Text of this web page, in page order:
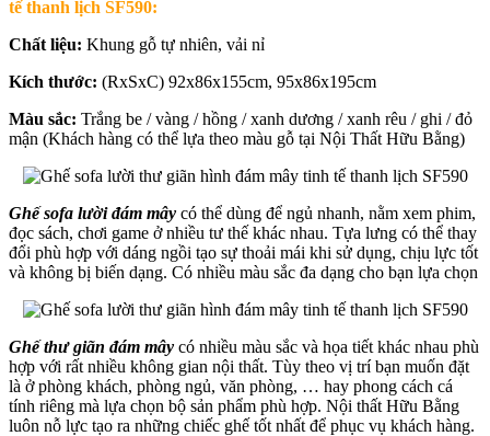
tế thanh lịch SF590:
Chất liệu: Khung gỗ tự nhiên, vải nỉ
Kích thước: (RxSxC) 92x86x155cm, 95x86x195cm
Màu sắc: Trắng be / vàng / hồng / xanh dương / xanh rêu / ghi / đỏ
mận (Khách hàng có thể lựa theo màu gỗ tại Nội Thất Hữu Bằng)
Ghế sofa lười đám mây có thể dùng để ngủ nhanh, nằm xem phim,
đọc sách, chơi game ở nhiều tư thế khác nhau. Tựa lưng có thể thay
đổi phù hợp với dáng ngồi tạo sự thoải mái khi sử dụng, chịu lực tốt
và không bị biến dạng. Có nhiều màu sắc đa dạng cho bạn lựa chọn
Ghế thư giãn đám mây có nhiều màu sắc và họa tiết khác nhau phù
hợp với rất nhiều không gian nội thất. Tùy theo vị trí bạn muốn đặt
là ở phòng khách, phòng ngủ, văn phòng, … hay phong cách cá
tính riêng mà lựa chọn bộ sản phẩm phù hợp. Nội thất Hữu Bằng
luôn nỗ lực tạo ra những chiếc ghế tốt nhất để phục vụ khách hàng.